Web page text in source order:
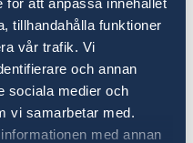
för att anpassa innehållet
tillhandahålla funktioner
vår trafik. Vi
och annan
sociala medier och
vi samarbetar med.
med annan
EU gäller fri
därför
flyttsaker till
gäller dock för
särskilda